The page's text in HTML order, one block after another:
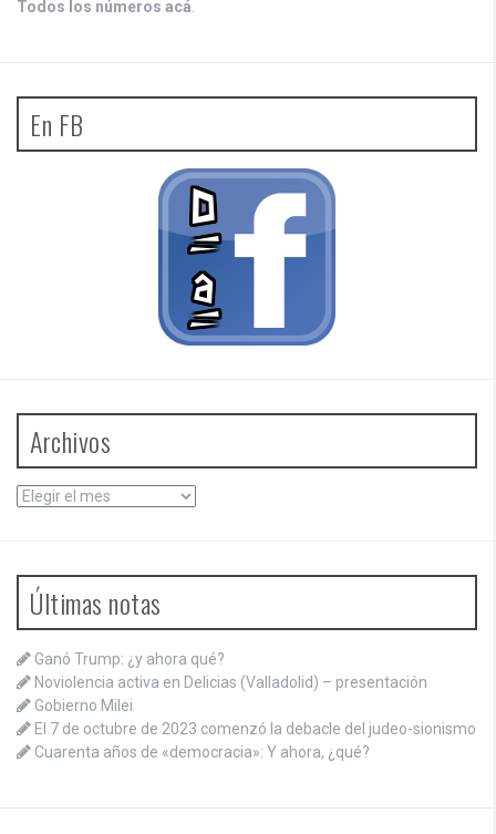
Todos los números acá
En FB
Archivos
Archivos
Últimas notas
Ganó Trump: ¿y ahora qué?
Noviolencia activa en Delicias (Valladolid) – presentación
Gobierno Milei
El 7 de octubre de 2023 comenzó la debacle del judeo-sionismo
Cuarenta años de «democracia»: Y ahora, ¿qué?